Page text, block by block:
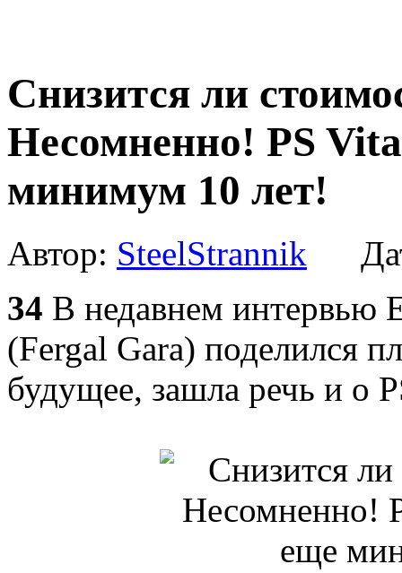
Снизится ли
Несомненно! PS
минимум 10 лет!
Автор: SteelStrannik
34 В недавнем интервью
(Fergal Gara) поделился
будущее, зашла речь и о